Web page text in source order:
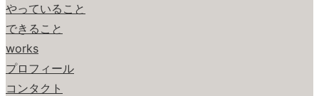
やっていること
できること
works
プロフィール
コンタクト